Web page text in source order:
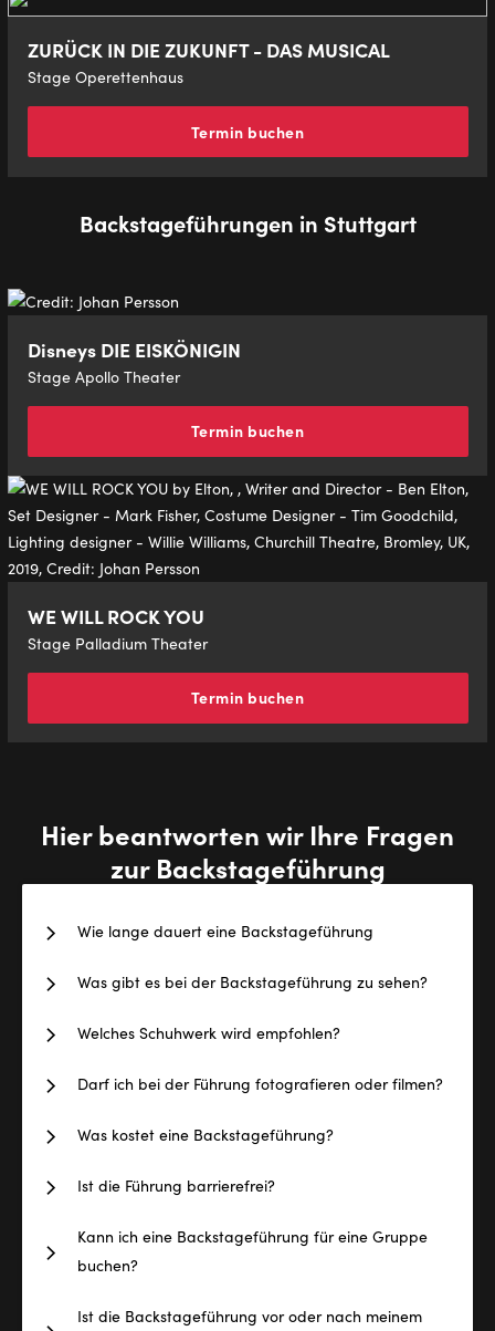
ZURÜCK IN DIE ZUKUNFT - DAS MUSICAL
Stage Operettenhaus
Termin buchen
Backstageführungen in Stuttgart
Disneys DIE EISKÖNIGIN
Stage Apollo Theater
Termin buchen
WE WILL ROCK YOU
Stage Palladium Theater
Termin buchen
Hier beantworten wir Ihre Fragen
zur Backstageführung
Wie lange dauert eine Backstageführung
Was gibt es bei der Backstageführung zu sehen?
Welches Schuhwerk wird empfohlen?
Darf ich bei der Führung fotografieren oder filmen?
Was kostet eine Backstageführung?
Ist die Führung barrierefrei?
Kann ich eine Backstageführung für eine Gruppe
buchen?
Ist die Backstageführung vor oder nach meinem